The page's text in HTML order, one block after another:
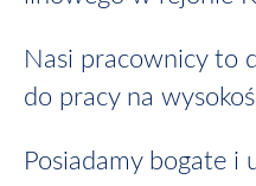
Nasi pracownicy to
do pracy na
Posiadamy bogate i